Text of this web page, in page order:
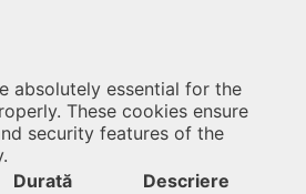
absolutely essential for the
These cookies ensure
security features of the
Durată Descriere